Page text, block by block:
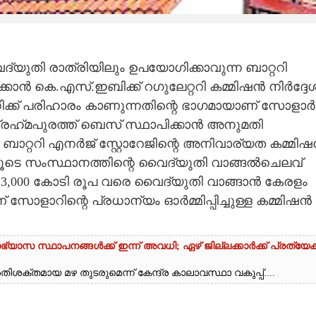
രാത്രിയിലും ഉപയോഗിക്കാവുന്ന ബാറ്ററി
കെ.എസ്.ഇബിക്ക് റഗുലേറ്ററി കമ്മിഷൻ
പരിഹാരം കാണുന്നതിന്റെ ഭാഗമായാണ് സോളാർ
ബെസ് സ്ഥാപിക്കാൻ അനുമതി
എനർജ് സ്റ്റോറേജിന്റെ അനിവാര്യത
സംസ്ഥാനത്തിന്റെ വൈദ്യുതി വാങ്ങൽചെലവ്
കോടി രൂപ വരെ വൈദ്യുതി വാങ്ങാൻ കേരളം
പ്രധാന്യം ഓർമ്മിപ്പിച്ചുള്ള കമ്മിഷൻ
സ്ഥാപനങ്ങൾക്ക് ഇന്ന് അവധി; ഏഴ് ജില്ലക്കാർക്ക്
മഴ തുടരുമെന്ന് കേന്ദ്ര കാലാവസ്ഥാ വകുപ്പ്....